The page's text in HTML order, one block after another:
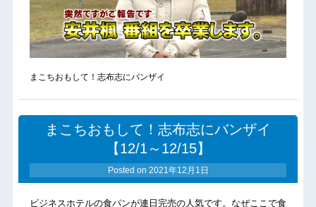
まこちおもして！志布志にバンザイ
まこちおもして！志布志にバンザイ
【12/1～12/15】
Posted on 2021年12月1日
ビジネスホテルの食パンが連日完売の人気です。なぜここで食